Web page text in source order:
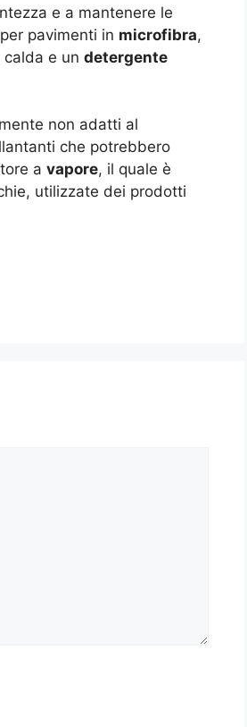
e a mantenere le
pavimenti in microfibra,
calda e un detergente
non adatti al
che potrebbero
a vapore, il quale è
utilizzate dei prodotti